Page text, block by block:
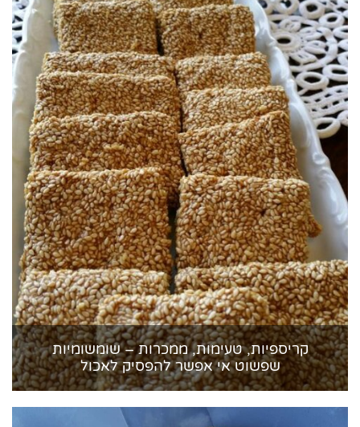
קריספיות, טעימות, ממכרות – שומשומיות
שפשוט אי אפשר להפסיק לאכול